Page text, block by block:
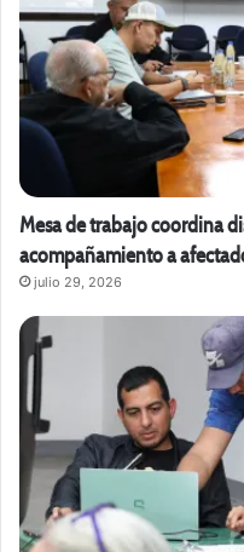
Mesa de trabajo coordina
acompañamiento a
julio 29, 2026